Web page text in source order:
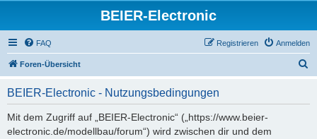
BEIER-Electronic
FAQ Anmelden
Registrieren
Foren-Übersicht
BEIER-Electronic - Nutzungsbedingungen
Mit dem Zugriff auf „BEIER-Electronic“ („https://www.beier-
electronic.de/modellbau/forum“) wird zwischen dir und dem